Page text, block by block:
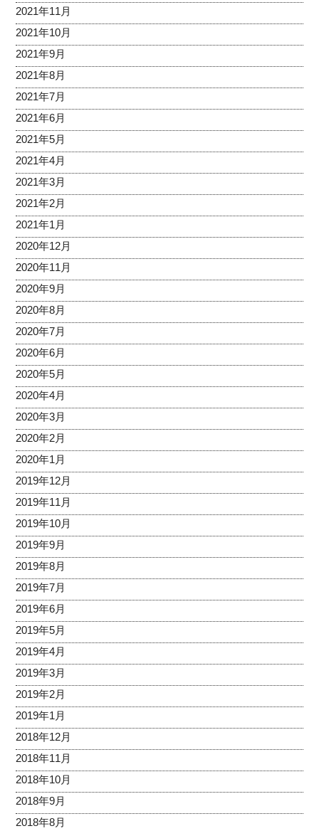
2021年11月
2021年10月
2021年9月
2021年8月
2021年7月
2021年6月
2021年5月
2021年4月
2021年3月
2021年2月
2021年1月
2020年12月
2020年11月
2020年9月
2020年8月
2020年7月
2020年6月
2020年5月
2020年4月
2020年3月
2020年2月
2020年1月
2019年12月
2019年11月
2019年10月
2019年9月
2019年8月
2019年7月
2019年6月
2019年5月
2019年4月
2019年3月
2019年2月
2019年1月
2018年12月
2018年11月
2018年10月
2018年9月
2018年8月